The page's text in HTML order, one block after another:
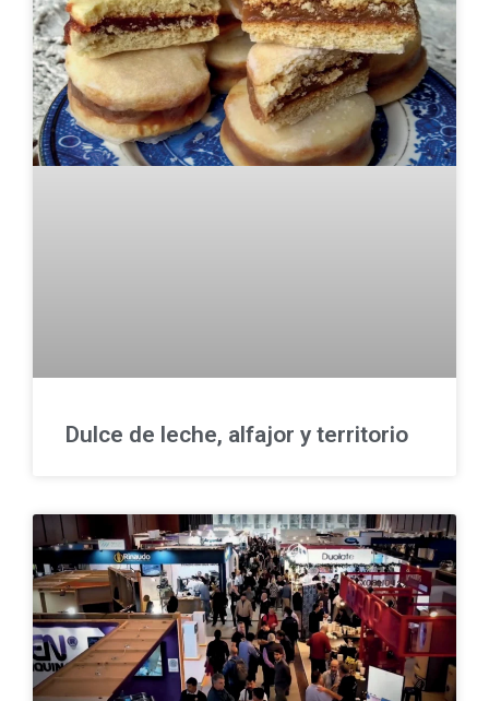
Dulce de leche, alfajor y territorio